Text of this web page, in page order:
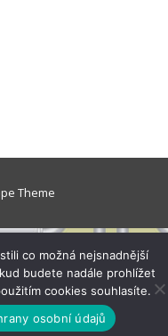
Theme
co možná nejsnadnější
budete nadále prohlížet
cookies souhlasíte.
osobní údajů